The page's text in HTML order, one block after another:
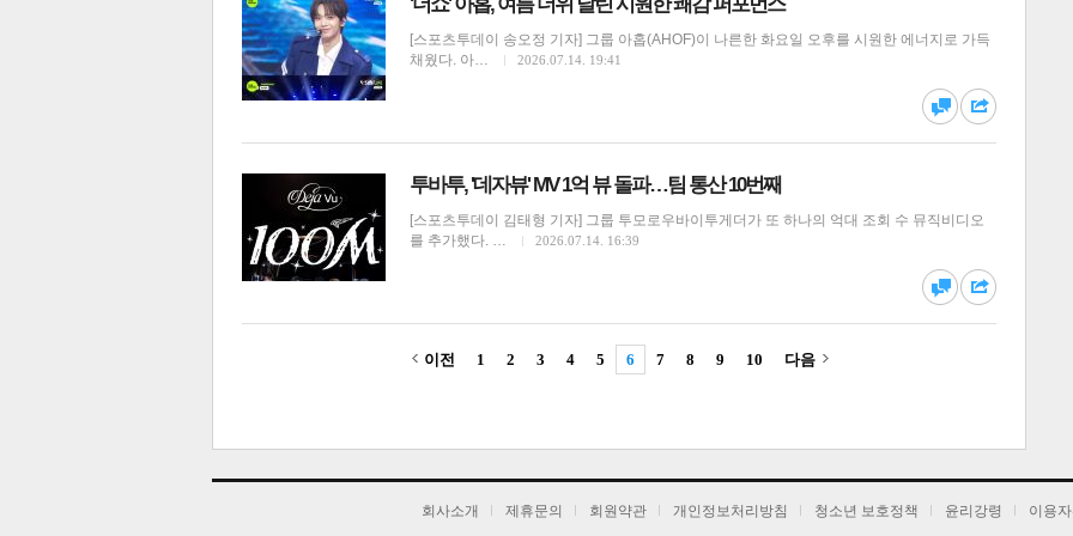
댓글 공유
댓글 공유
댓글 공유
[스포츠투데이 송오정 기자] 그룹 아홉(AHOF)이 나른한 화요일 오후를 시원한 에너지로 가득
채웠다. 아…
2026.07.14. 19:41
투바투, '데자뷰' MV 1억 뷰 돌파…팀 통산 10번째
[스포츠투데이 김태형 기자] 그룹 투모로우바이투게더가 또 하나의 억대 조회 수 뮤직비디오
를 추가했다. …
2026.07.14. 16:39
이전 1 2 3 4 5 6 7 8 9 10 다음
회사소개 제휴문의 회원약관 개인정보처리방침 청소년 보호정책 윤리강령 이용